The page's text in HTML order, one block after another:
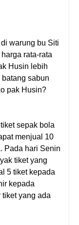
warung bu Siti
harga rata-rata
Husin lebih
batang sabun
pak Husin?
sepak bola
menjual 10
Pada hari Senin
tiket yang
5 tiket kepada
kepada
yang ada